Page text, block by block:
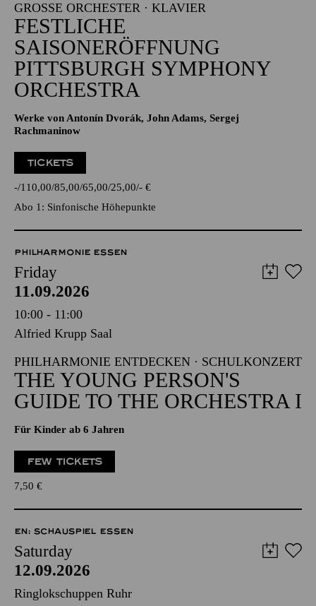
GROSSE ORCHESTER · KLAVIER
FESTLICHE
SAISONERÖFFNUNG
PITTSBURGH SYMPHONY
ORCHESTRA
Werke von Antonín Dvorák, John Adams, Sergej
Rachmaninow
TICKETS
- 110,00 85,00 65,00 25,00 - €
Abo 1: Sinfonische Höhepunkte
PHILHARMONIE ESSEN
Friday
11.09.2026
10:00 - 11:00
Alfried Krupp Saal
PHILHARMONIE ENTDECKEN · SCHULKONZERT
THE YOUNG PERSON'S
GUIDE TO THE ORCHESTRA I
Für Kinder ab 6 Jahren
FEW TICKETS
7,50 €
EN: SCHAUSPIEL ESSEN
Saturday
12.09.2026
Ringlokschuppen Ruhr